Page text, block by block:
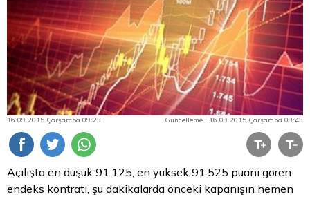
16.09.2015 Çarşamba 09:23 Güncelleme : 16.09.2015 Çarşamba 09:43
Açılışta en düşük 91.125, en yüksek 91.525 puanı gören
endeks kontratı, şu dakikalarda önceki kapanışın hemen